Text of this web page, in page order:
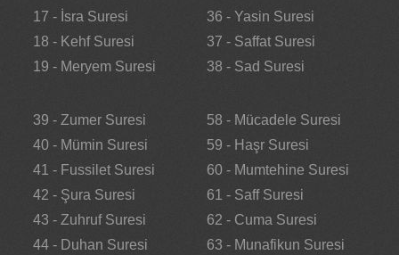
17 - İsra Suresi
18 - Kehf Suresi
19 - Meryem Suresi
36 - Yasin Suresi
37 - Saffat Suresi
38 - Sad Suresi
39 - Zumer Suresi
40 - Mümin Suresi
41 - Fussilet Suresi
42 - Şura Suresi
43 - Zuhruf Suresi
44 - Duhan Suresi
58 - Mücadele Suresi
59 - Haşr Suresi
60 - Mumtehine Suresi
61 - Saff Suresi
62 - Cuma Suresi
63 - Munafikun Suresi